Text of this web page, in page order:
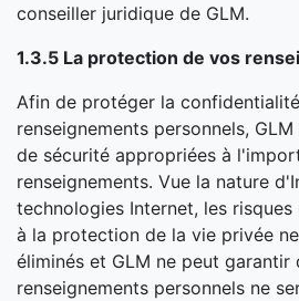
conseiller juridique de GLM.
1.3.5 La protection de vos
Afin de protéger la
renseignements personnels,
de sécurité appropriées à
renseignements. Vue la nature
technologies Internet, les
à la protection de la vie privée
éliminés et GLM ne peut garantir
renseignements personnels ne